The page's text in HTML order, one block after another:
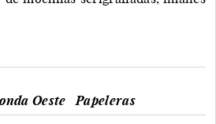
Oeste Papeleras